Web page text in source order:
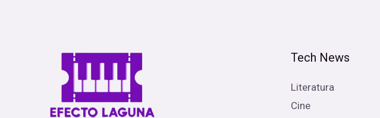
Tech News
Literatura
Cine